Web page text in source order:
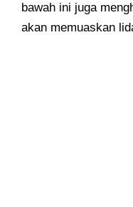
bawah ini juga
akan memuaskan